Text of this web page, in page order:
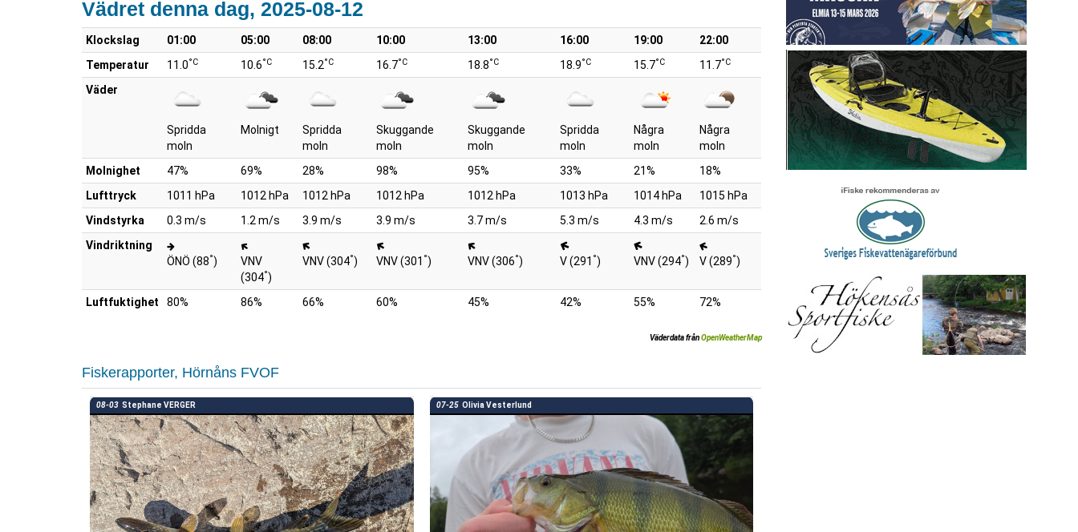
Vädret denna dag, 2025-08-12
Klockslag 01:00 05:00 08:00 10:00 13:00 16:00 19:00
22:00
Temperatur
11.0°C 10.6°C 15.2°C 16.7°C 18.8°C 18.9°C 15.7°C 11.7°C
Väder
Spridda
moln
Molnigt
Spridda
moln
Skuggande
moln
Skuggande
moln
Spridda
moln
Några
moln
Några
moln
Molnighet
47% 69% 28% 98% 95% 33% 21%
18%
Lufttryck
1011 hPa 1012 hPa 1012 hPa 1012 hPa 1012 hPa 1013 hPa 1014 hPa
1015 hPa
Vindstyrka
0.3 m/s 1.2 m/s 3.9 m/s 3.9 m/s 3.7 m/s 5.3 m/s 4.3 m/s
2.6 m/s
Vindriktning
ÖNÖ (88°)
VNV
(304°)
VNV (304°) VNV (301 °) VNV (306°) V (291 °) VNV (294°) V (289°)
Luftfuktighet 80% 86% 66% 60% 45% 42% 55% 72%
Väderdata frånOpenWeatherMap
Fiskerapporter, Hörnåns FVOF
08-03 Stephane VERGER 07-25 Olivia Vesterlund